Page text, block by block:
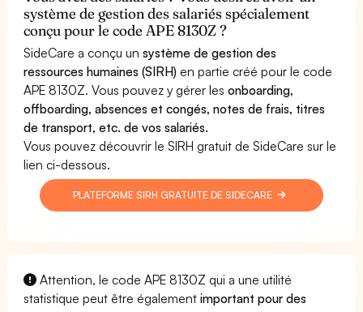
système de gestion des salariés spécialement
conçu pour le code APE 8130Z ?
SideCare a conçu unsystème de gestion des
ressources humaines (SIRH) en partie créé pour le code
APE 8130Z. Vous pouvez y gérer lesonboarding,
offboarding, absences et congés, notes de frais, titres
de transport, etc. de vos salariés.
Vous pouvez découvrir le SIRH gratuit de SideCare sur le
lien ci-dessous.
PLATEFORME SIRH GRATUITE DE SIDECARE
Attention, le code APE 8130Z qui a une utilité
statistique peut être égalementimportant pour des